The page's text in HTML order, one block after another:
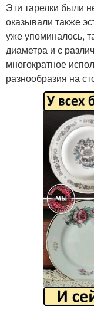
Эти тарелки были
оказывали также
уже упоминалось,
диаметра и с
многократное
разнообразия на